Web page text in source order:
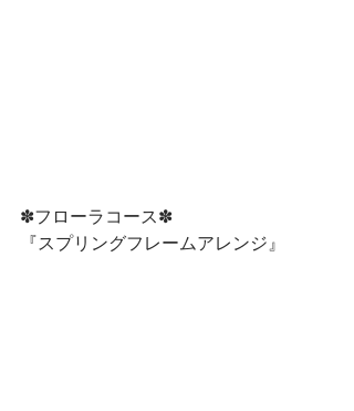
✽フローラコース✽
『スプリングフレームアレンジ』